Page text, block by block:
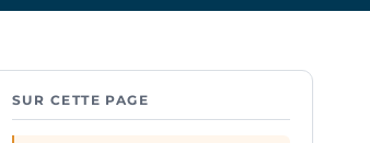
SUR CETTE PAGE